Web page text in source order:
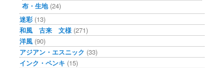
布・生地(24)
迷彩 (13)
和風 古来 文様 (271)
洋風 (90)
アジアン・エスニック (33)
インク・ペンキ (15)